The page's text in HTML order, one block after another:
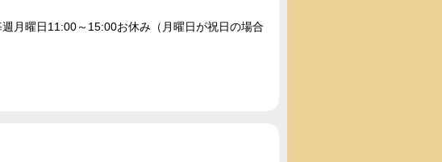
曜日11:00～15:00お休み（月曜日が祝日の場合